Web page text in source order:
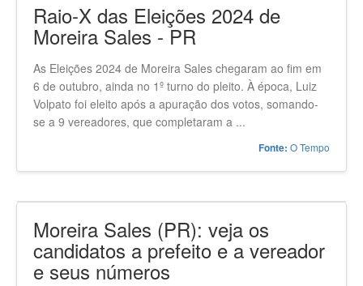
Raio-X das Eleições 2024 de
Moreira Sales - PR
As Eleições 2024 de Moreira Sales chegaram ao fim em
6 de outubro, ainda no 1º turno do pleito. À época, Luiz
Volpato foi eleito após a apuração dos votos, somando-
se a 9 vereadores, que completaram a ...
Fonte: O Tempo
Moreira Sales (PR): veja os
candidatos a prefeito e a vereador
e seus números